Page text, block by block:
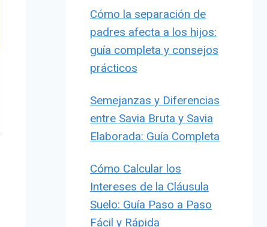
Cómo la separación de
padres afecta a los hijos:
guía completa y consejos
prácticos
Semejanzas y Diferencias
entre Savia Bruta y Savia
Elaborada: Guía Completa
Cómo Calcular los
Intereses de la Cláusula
Suelo: Guía Paso a Paso
Fácil y Rápida